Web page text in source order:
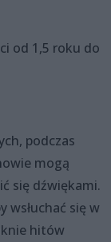
od 1,5 roku do
podczas
mogą
się dźwiękami.
wsłuchać się w
hitów